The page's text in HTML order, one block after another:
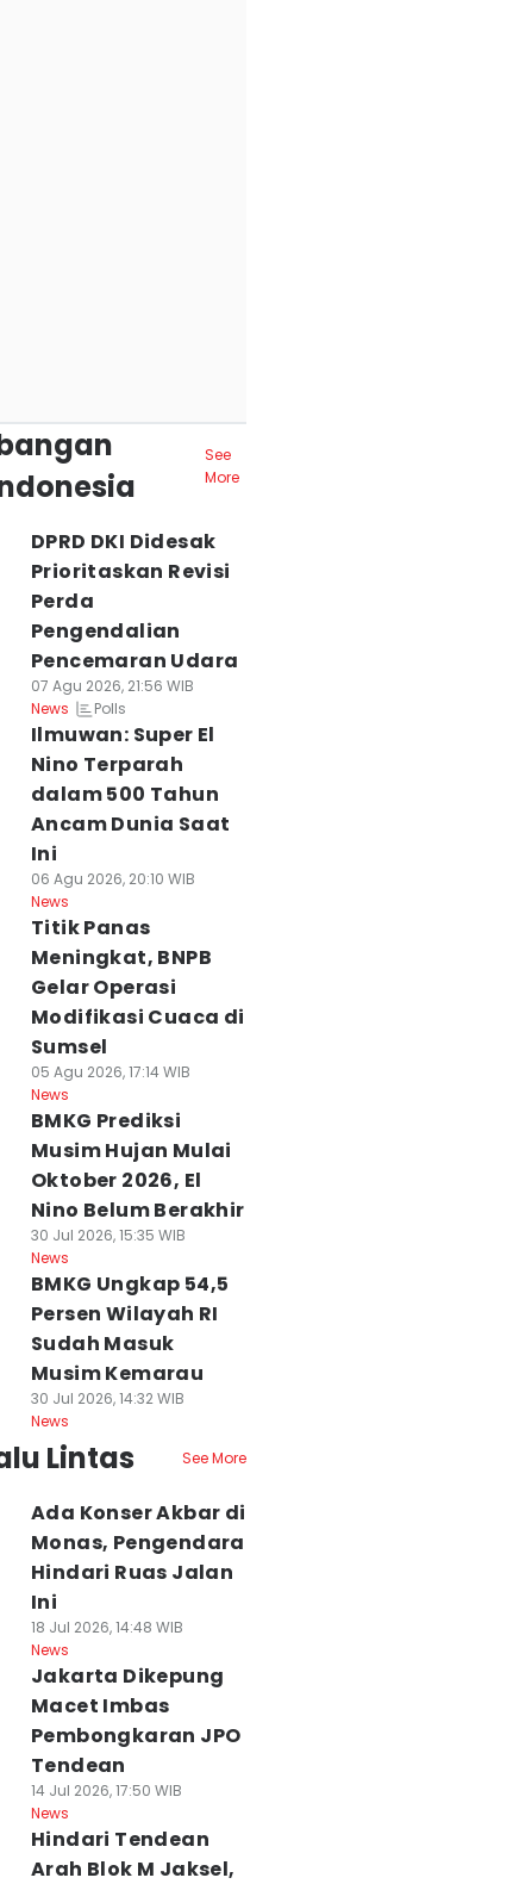
See
More
DPRD DKI Didesak
Prioritaskan Revisi
Perda
Pengendalian
Pencemaran Udara
07 Agu 2026, 21:56 WIB
News
Polls
Ilmuwan: Super El
Nino Terparah
dalam 500 Tahun
Ancam Dunia Saat
Ini
06 Agu 2026, 20:10 WIB
News
Titik Panas
Meningkat, BNPB
Gelar Operasi
Modifikasi Cuaca di
Sumsel
05 Agu 2026, 17:14 WIB
News
BMKG Prediksi
Musim Hujan Mulai
Oktober 2026, El
Nino Belum Berakhir
30 Jul 2026, 15:35 WIB
News
BMKG Ungkap 54,5
Persen Wilayah RI
Sudah Masuk
Musim Kemarau
30 Jul 2026, 14:32 WIB
News
Lintas See More
Ada Konser Akbar di
Monas, Pengendara
Hindari Ruas Jalan
Ini
18 Jul 2026, 14:48 WIB
News
Jakarta Dikepung
Macet Imbas
Pembongkaran JPO
Tendean
14 Jul 2026, 17:50 WIB
News
Hindari Tendean
Arah Blok M Jaksel,